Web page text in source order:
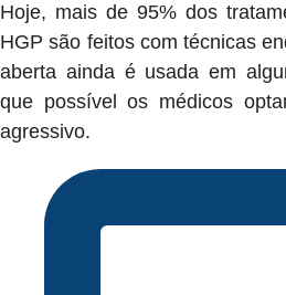
Hoje, mais de 95% dos
HGP são feitos com técnicas
aberta ainda é usada em
que possível os médicos
agressivo.